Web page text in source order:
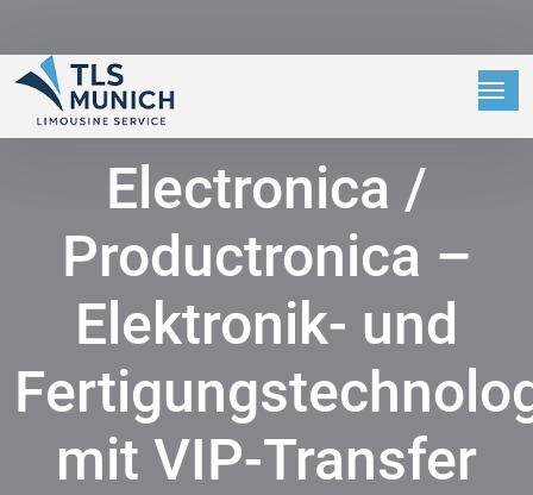
Electronica /
Productronica –
Elektronik- und
mit VIP-Transfer